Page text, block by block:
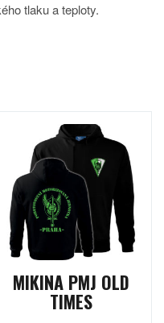
tlaku a teploty.
MIKINA PMJ OLD
TIMES